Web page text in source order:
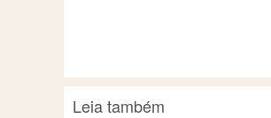
Leia também